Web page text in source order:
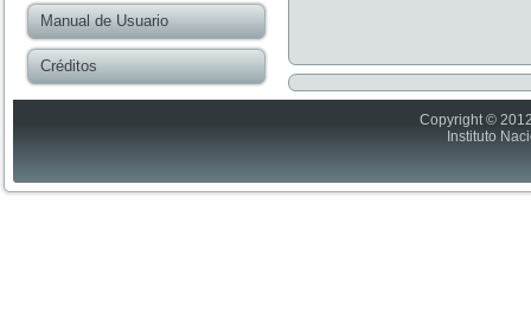
Manual de Usuario
Créditos
Copyright ©
Instituto